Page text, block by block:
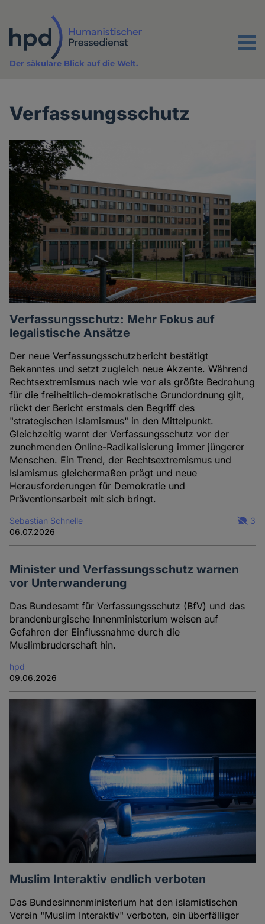
Inhalt
Menu
Der säkulare Blick auf die Welt.
Verfassungsschutz
Verfassungsschutz: Mehr Fokus auf
legalistische Ansätze
Der neue Verfassungsschutzbericht bestätigt
Bekanntes und setzt zugleich neue Akzente. Während
Rechtsextremismus nach wie vor als größte Bedrohung
für die freiheitlich-demokratische Grundordnung gilt,
rückt der Bericht erstmals den Begriff des
"strategischen Islamismus" in den Mittelpunkt.
Gleichzeitig warnt der Verfassungsschutz vor der
zunehmenden Online-Radikalisierung immer jüngerer
Menschen. Ein Trend, der Rechtsextremismus und
Islamismus gleichermaßen prägt und neue
Herausforderungen für Demokratie und
Präventionsarbeit mit sich bringt.
Sebastian Schnelle
06.07.2026
3
Minister und Verfassungsschutz warnen
vor Unterwanderung
Das Bundesamt für Verfassungsschutz (BfV) und das
brandenburgische Innenministerium weisen auf
Gefahren der Einflussnahme durch die
Muslimbruderschaft hin.
hpd
09.06.2026
Muslim Interaktiv endlich verboten
Das Bundesinnenministerium hat den islamistischen
Verein "Muslim Interaktiv" verboten, ein überfälliger